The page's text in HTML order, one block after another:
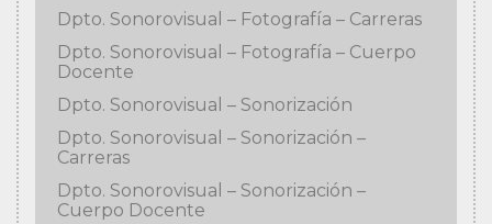
Dpto. Sonorovisual – Fotografía – Carreras
Dpto. Sonorovisual – Fotografía – Cuerpo
Docente
Dpto. Sonorovisual – Sonorización
Dpto. Sonorovisual – Sonorización –
Carreras
Dpto. Sonorovisual – Sonorización –
Cuerpo Docente